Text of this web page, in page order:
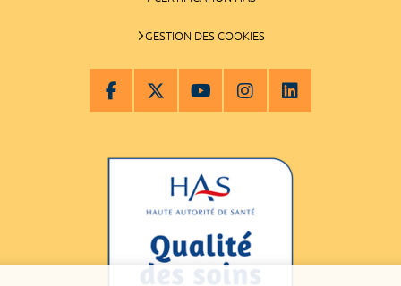
GESTION DES COOKIES